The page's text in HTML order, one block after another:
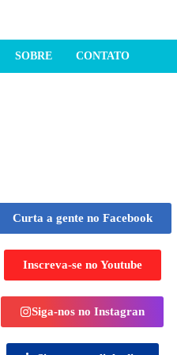
SOBRE CONTATO
Curta a gente no Facebook
Inscreva-se no Youtube
Siga-nos no Instagran